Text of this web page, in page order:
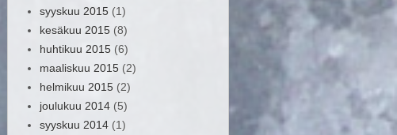
syyskuu 2015 (1)
kesäkuu 2015 (8)
huhtikuu 2015 (6)
maaliskuu 2015 (2)
helmikuu 2015 (2)
joulukuu 2014 (5)
syyskuu 2014 (1)